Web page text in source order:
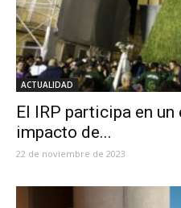
ACTUALIDAD
El IRP participa en
impacto de...
22 de noviembre de 2023